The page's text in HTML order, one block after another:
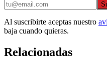
Al suscribirte aceptas nuestro
baja cuando quieras.
Relacionadas